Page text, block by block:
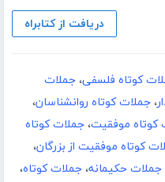
دریافت از کتابراه
کوتاه فلسفی، جملات
، جملات کوتاه روانشناسان،
کوتاه موفقیت، جملات کوتاه
کوتاه موفقیت از بزرگان،
جملات حکیمانه، جملات کوتاه،